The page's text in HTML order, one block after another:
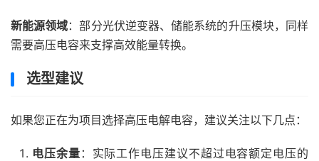
新能源领域：部分光伏逆变器、储能系统的升压模块，同样
需要高压电容来支撑高效能量转换。
选型建议
如果您正在为项目选择高压电解电容，建议关注以下几点：
电压余量 ：实际工作电压建议不超过电容额定电压的